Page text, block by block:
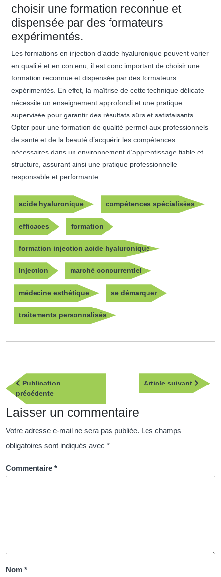
choisir une formation reconnue et
dispensée par des formateurs
expérimentés.
Les formations en injection d’acide hyaluronique peuvent varier
en qualité et en contenu, il est donc important de choisir une
formation reconnue et dispensée par des formateurs
expérimentés. En effet, la maîtrise de cette technique délicate
nécessite un enseignement approfondi et une pratique
supervisée pour garantir des résultats sûrs et satisfaisants.
Opter pour une formation de qualité permet aux professionnels
de santé et de la beauté d’acquérir les compétences
nécessaires dans un environnement d’apprentissage fiable et
structuré, assurant ainsi une pratique professionnelle
responsable et performante.
acide hyaluronique compétences spécialisées
efficaces formation
formation injection acide hyaluronique
injection marché concurrentiel
médecine esthétique se démarquer
traitements personnalisés
Navigation
de
l’article
Publication
précédentePublication
précédente
Article suivant
Article
Laisser un commentaire
Votre adresse e-mail ne sera pas publiée. Les champs
obligatoires sont indiqués avec *
Commentaire *
Nom *